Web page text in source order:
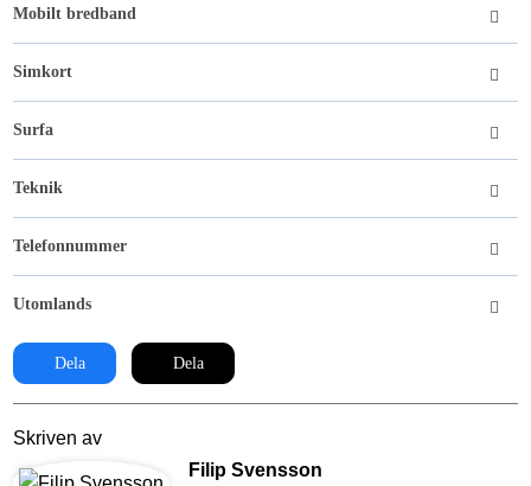
Mobilt bredband
Simkort
Surfa
Teknik
Telefonnummer
Utomlands
Dela Dela
Skriven av
Filip Svensson